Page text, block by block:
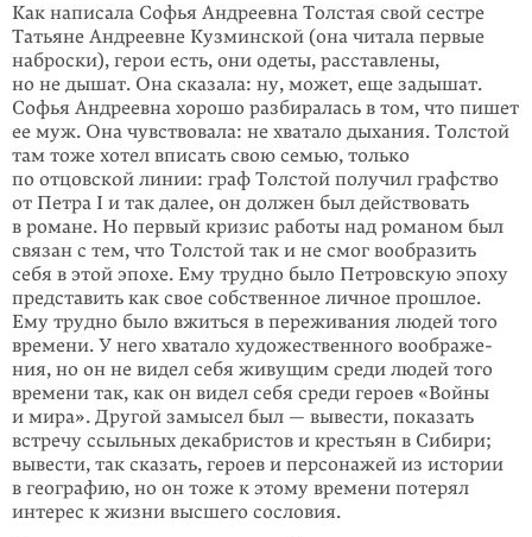
Как написала Софья Андреевна Толстая свой сестре
Татьяне Андреевне Кузмин­ской (она читала первые
наброски), герои есть, они одеты, расставлены,
но не ды­­шат. Она сказала: ну, может, еще задышат.
Софья Андреевна хорошо раз­биралась в том, что пишет
ее муж. Она чувствовала: не хватало дыхания. Толстой
там тоже хотел вписать свою семью, только
по отцовской линии: граф Толстой получил графство
от Петра I и так далее, он должен был действовать
в романе. Но первый кризис работы над романом был
связан с тем, что Толстой так и не смог вообразить
себя в этой эпохе. Ему трудно было Петровскую эпоху
представить как свое собственное личное прошлое.
Ему трудно было вжиться в переживания людей того
времени. У него хватало художественного воображе­
ния, но он не видел себя живущим среди людей того
времени так, как он видел себя среди героев «Войны
и мира». Другой замысел был — вывести, показать
встречу ссыльных декабристов и крестьян в Сибири;
вывести, так сказать, ге­роев и персонажей из истории
в географию, но он тоже к этому времени поте­рял
интерес к жизни высшего сословия.